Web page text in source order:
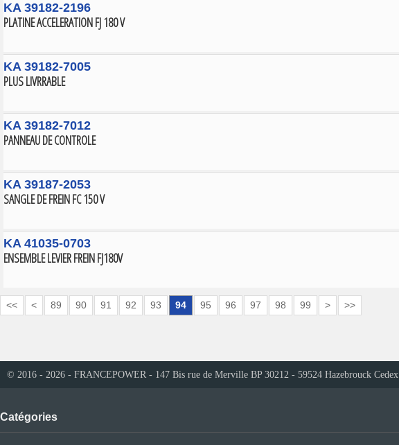
KA 39182-2196
PLATINE ACCELERATION FJ 180 V
KA 39182-7005
PLUS LIVRRABLE
KA 39182-7012
PANNEAU DE CONTROLE
KA 39187-2053
SANGLE DE FREIN FC 150 V
KA 41035-0703
ENSEMBLE LEVIER FREIN FJ180V
<< < 89 90 91 92 93 94 95 96 97 98 99 > >>
© 2016 - 2026 - FRANCEPOWER - 147 Bis rue de Merville BP 30212 - 59524 Hazebrouck Cedex
Catégories